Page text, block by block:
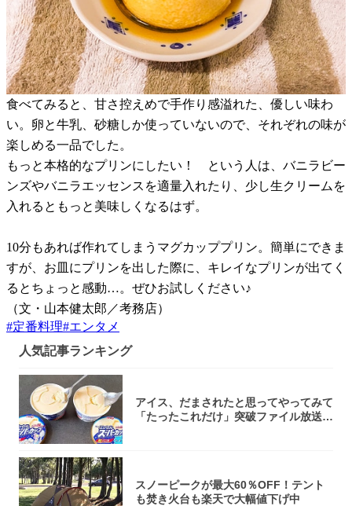
食べてみると、甘さ控えめで手作り感溢れた、優しい味わ
い。卵と牛乳、砂糖しか使っていないので、それぞれの味が
楽しめる一品でした。
もっと本格的なプリンにしたい！ という人は、バニラビー
ンズやバニラエッセンスを適量入れたり、少し生クリームを
入れるともっと美味しくなるはず。
10分もあれば作れてしまうマグカッププリン。簡単にできま
すが、お皿にプリンを出した際に、キレイなプリンが出てく
るとちょっと感動…。ぜひお試しください♪
（文・山本健太郎／考務店）
#定番料理#エンタメ
人気記事ランキング
アイス、だまされたと思ってやってみて
「たったこれだけ」突破ファイル放送で
スノーピークが最大60％OFF！テント
も焚き火台も楽天で大幅値下げ中